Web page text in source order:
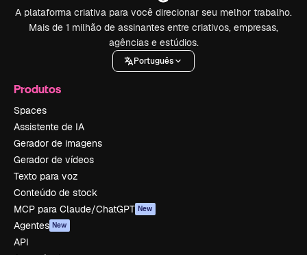
A plataforma criativa para você direcionar seu melhor trabalho.
Mais de 1 milhão de assinantes entre criativos, empresas,
agências e estúdios.
Português
Produtos
Spaces
Assistente de IA
Gerador de imagens
Gerador de vídeos
Texto para voz
Conteúdo de stock
MCP para Claude/ChatGPT New
Agentes New
API